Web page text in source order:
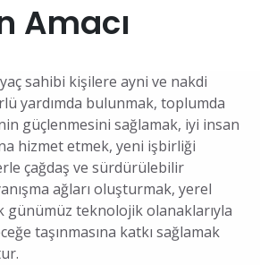
Amacı
sahibi kişilere ayni ve nakdi
yardımda bulunmak, toplumda
güçlenmesini sağlamak, iyi insan
hizmet etmek, yeni işbirliği
çağdaş ve sürdürülebilir
ağları oluşturmak, yerel
teknolojik olanaklarıyla
taşınmasına katkı sağlamak